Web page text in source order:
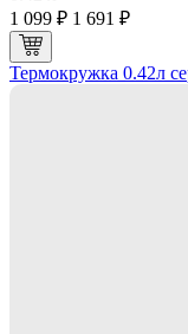
1 099 ₽ 1 691 ₽
Термокружка 0.42л